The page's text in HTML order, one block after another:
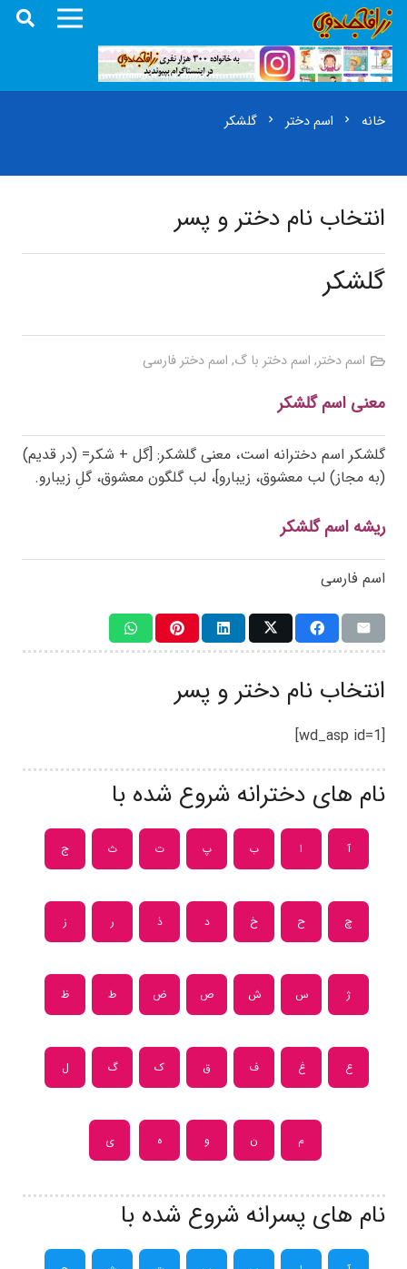
خانه chevron_right اسم دختر chevron_right گلشکر
انتخاب نام دختر و پسر
گلشکر
اسم دختر, اسم دختر با گ, اسم دختر فارسی
معنی اسم گلشکر
گلشکر اسم دخترانه است، معنی گلشکر: [گل + شکر= (در قدیم)
(به مجاز) لب معشوق، زیبارو]، لب گلگون معشوق، گلِ زیبارو.
ریشه اسم گلشکر
اسم فارسی
انتخاب نام دختر و پسر
[wd_asp id=1]
نام های دخترانه شروع شده با
آ ا ب پ ت ث ج
چ ح خ د ذ ر ز
ژ س ش ص ض ط ظ
ع غ ف ق ک گ ل
م ن و ه ی
نام های پسرانه شروع شده با